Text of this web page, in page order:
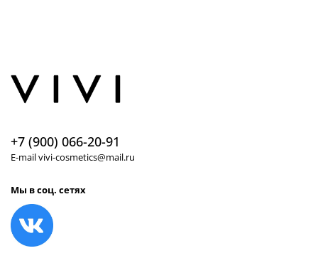
+7 (900) 066-20-91
E-mail vivi-cosmetics@mail.ru
Мы в соц. сетях